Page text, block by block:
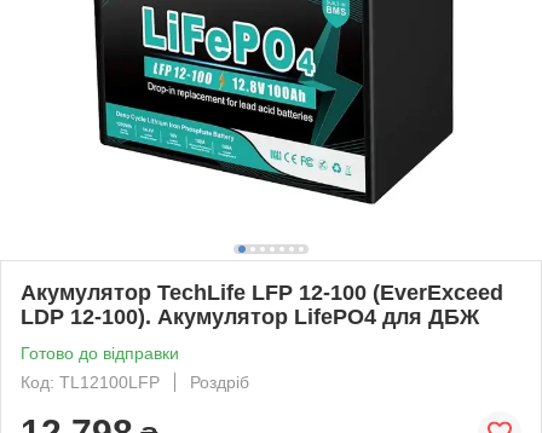
Акумулятор TechLife LFP 12-100 (EverExceed
LDP 12-100). Акумулятор LifePO4 для ДБЖ
Готово до відправки
Код: TL12100LFP
Роздріб